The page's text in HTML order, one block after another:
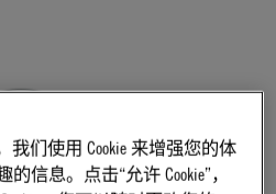
我们使用 Cookie 来增强您的体
信息。点击“允许 Cookie”，